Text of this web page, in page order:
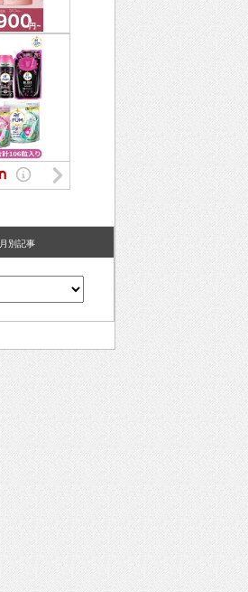
月別記事